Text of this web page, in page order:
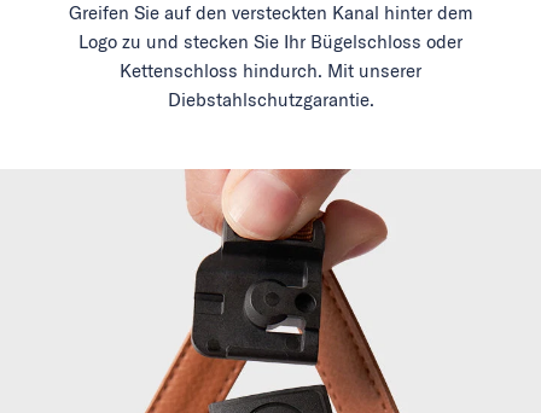
Greifen Sie auf den versteckten Kanal hinter dem
Logo zu und stecken Sie Ihr Bügelschloss oder
Kettenschloss hindurch. Mit unserer
Diebstahlschutzgarantie.